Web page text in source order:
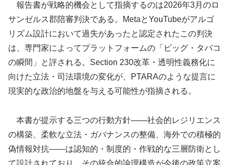
報告書が戦略的機会として指摘するのは2026年3月のロ
サンゼルス郡陪審判決である。MetaとYouTubeがアルゴ
リズム設計において過失があったと認定されたこの判決
は、専門家によってプラットフォームの「ビッグ・タバコ
の瞬間」と評される。Section 230改革・透明性義務化に
向けた立法・司法環境の変化が、PTARAのような提言に
現実的な政治的地盤を与える可能性が指摘される。
本書が提示する三つの行動方針——社会的レジリエンス
の構築、柔軟な立法・ガバナンスの整備、海外での積極的
偽情報対抗——は認知的・制度的・作戦的な三層防衛とし
て設計されており、その統合的論理構造が今後の政策立案